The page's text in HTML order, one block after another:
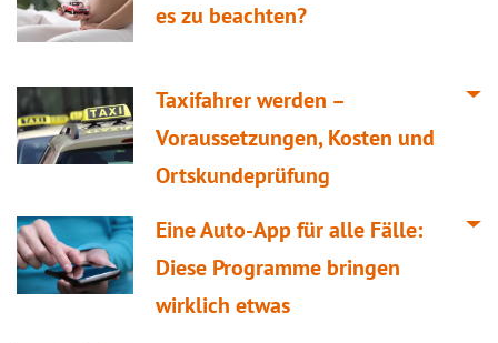
es zu beachten?
Taxifahrer werden –
Voraussetzungen, Kosten und
Ortskundeprüfung
Eine Auto-App für alle Fälle:
Diese Programme bringen
wirklich etwas